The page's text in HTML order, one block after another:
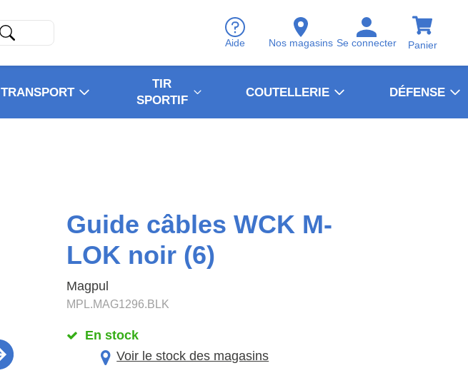
Aide Nos magasins Se connecter Panier
TRANSPORT
TIR
SPORTIF
COUTELLERIE DÉFENSE
Guide câbles WCK M-
LOK noir (6)
Magpul
MPL.MAG1296.BLK
En stock
Voir le stock des magasins